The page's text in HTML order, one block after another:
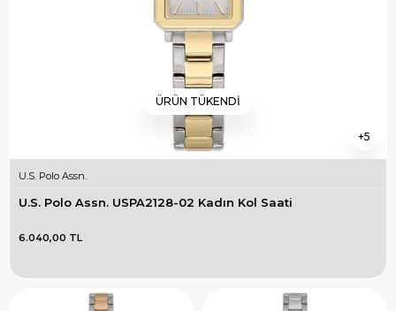
5
ÜRÜN TÜKENDI
U.S. Polo Assn.
U.S. Polo Assn. USPA2128-02 Kadın Kol Saati
6.040,00 TL